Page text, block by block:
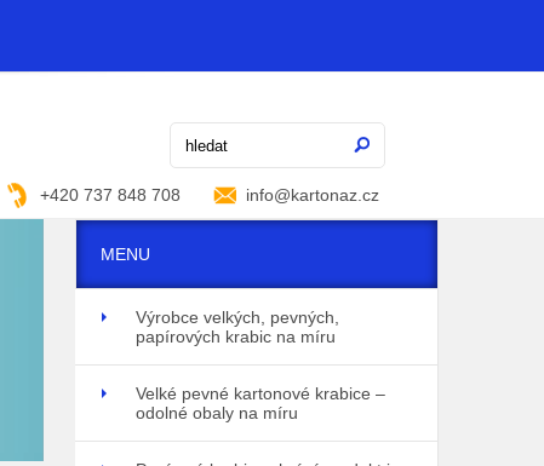
+420 737 848 708
info@kartonaz.cz
MENU
Výrobce velkých, pevných,
papírových krabic na míru
Velké pevné kartonové krabice –
odolné obaly na míru